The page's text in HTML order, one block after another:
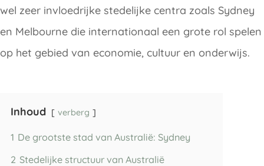
wel zeer invloedrijke stedelijke centra zoals Sydney
en Melbourne die internationaal een grote rol spelen
op het gebied van economie, cultuur en onderwijs.
Inhoud verberg
1 De grootste stad van Australië: Sydney
2 Stedelijke structuur van Australië